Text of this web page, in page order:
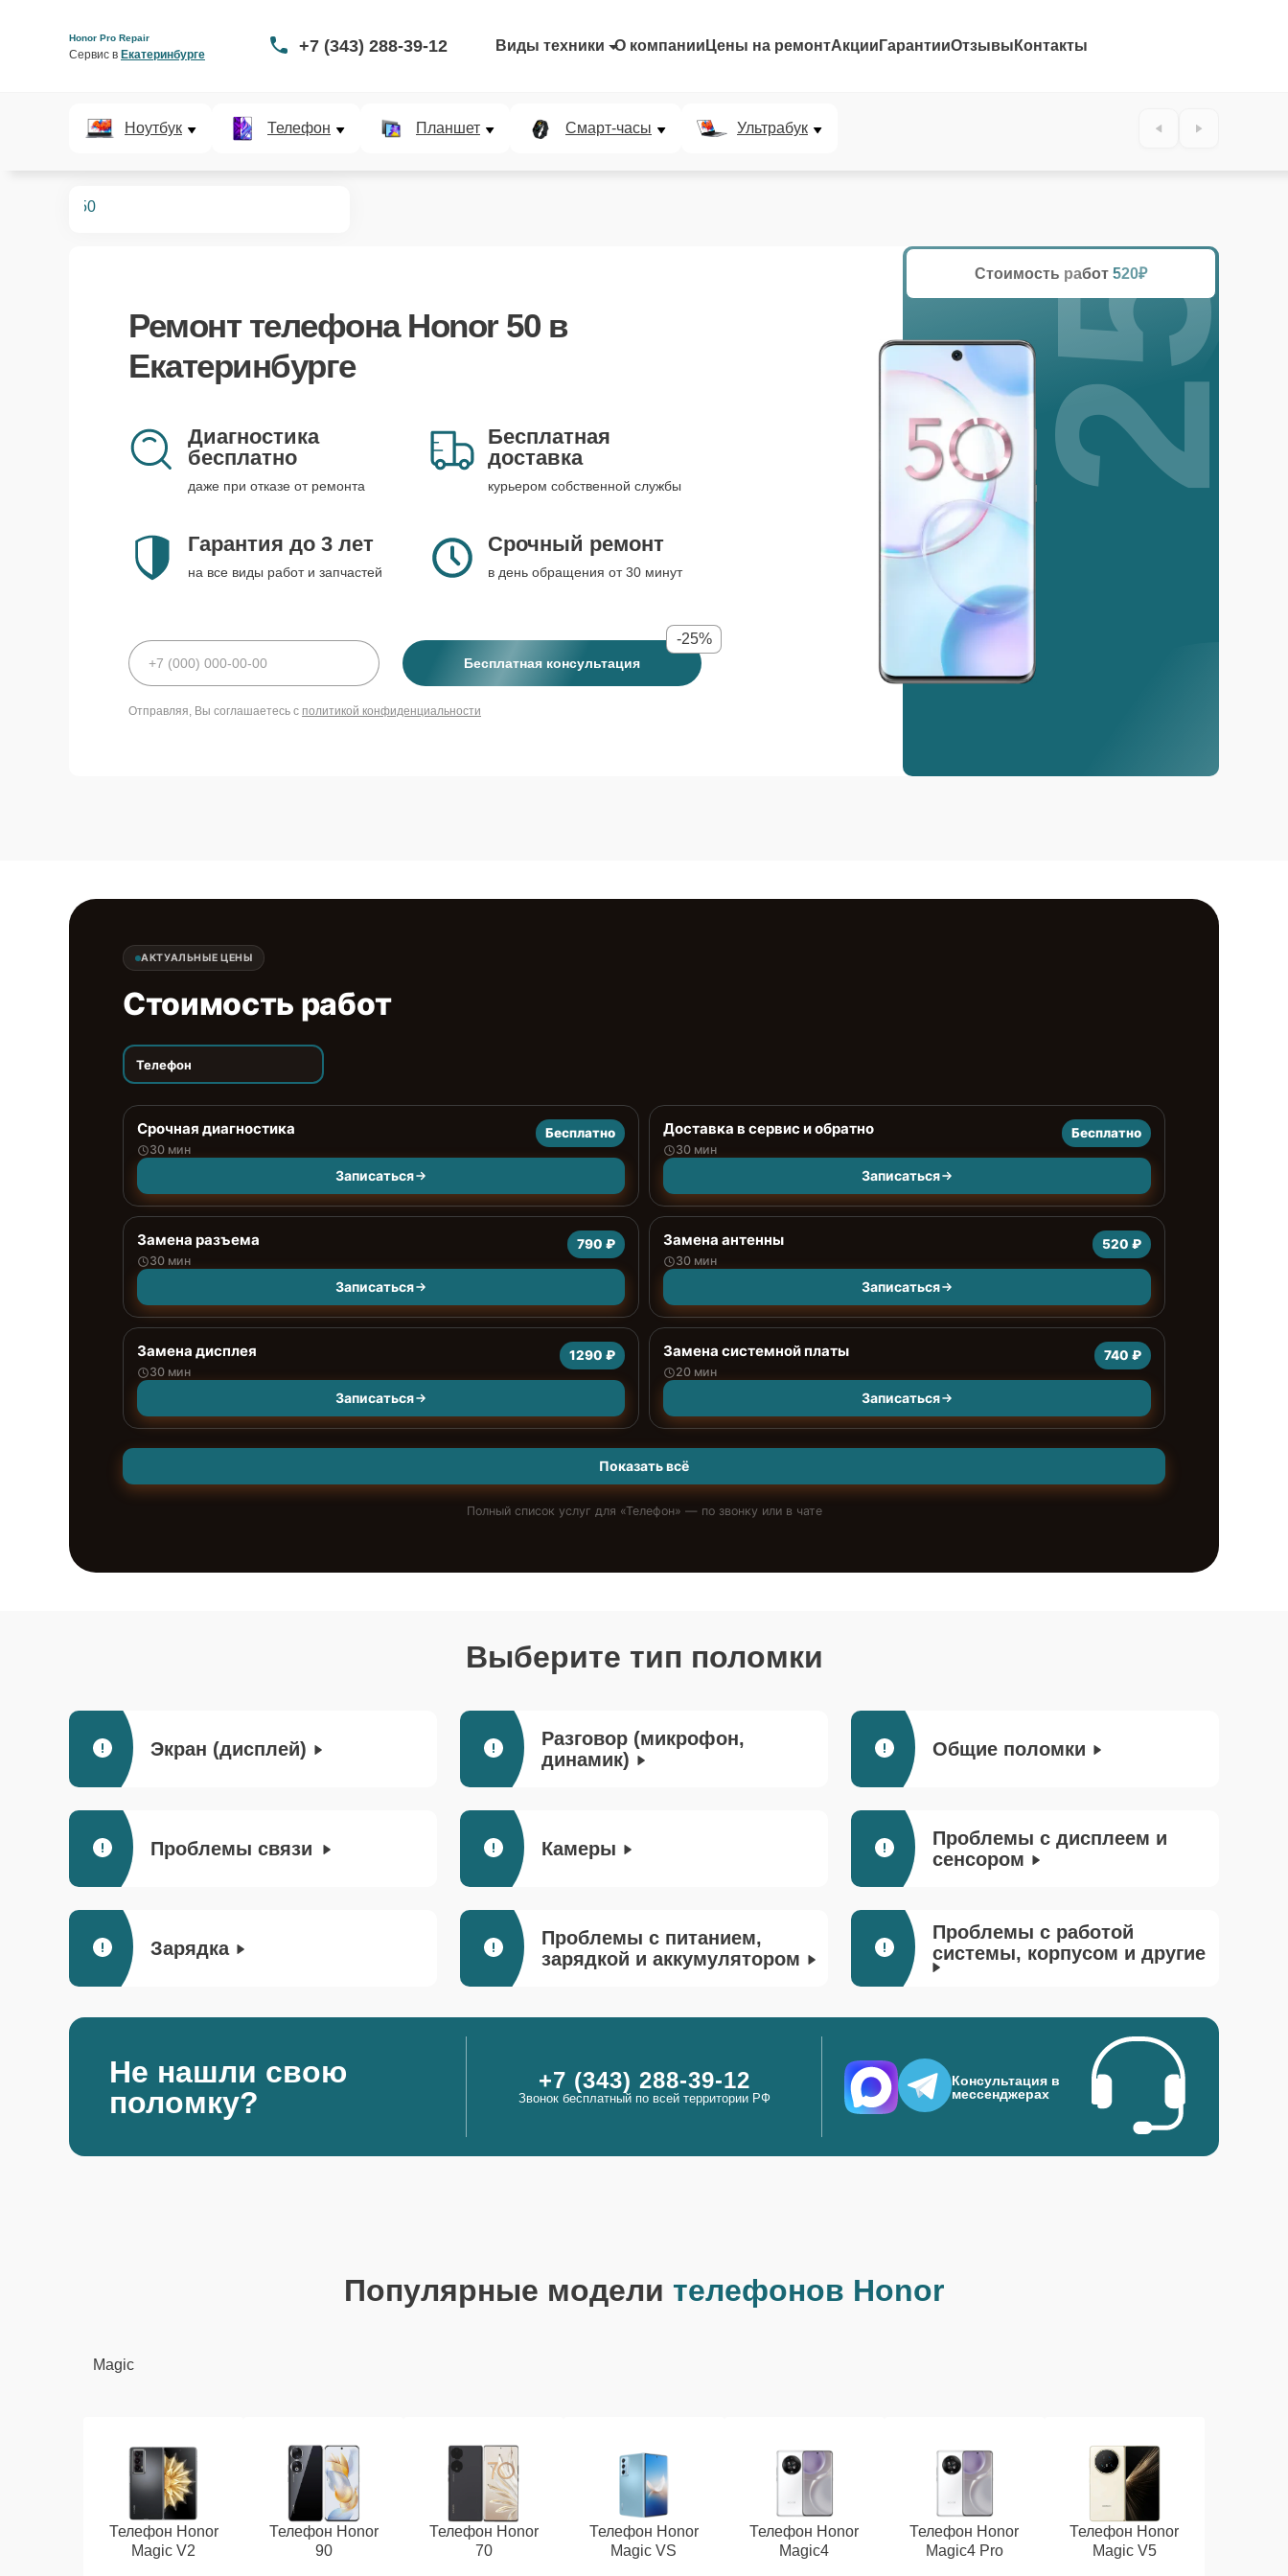
Honor Pro Repair
Сервис в Екатеринбурге +7 (343) 288-39-12 Виды техники О компании Цены на ремонтАкции ГарантииОтзывы Контакты
Ноутбук Телефон Планшет Смарт-часы Ультрабук
50
Ремонт телефона Honor 50в
Екатеринбурге
Диагностика
бесплатно
даже при отказе от ремонта
Бесплатная
доставка
курьером собственной службы
Гарантия до 3 лет
на все виды работ и запчастей
Срочный ремонт
в день обращения от 30 минут
Бесплатная консультация
-25%
Отправляя, Вы соглашаетесь с политикой конфиденциальности
Стоимость работ 520₽
25%
АКТУАЛЬНЫЕ ЦЕНЫ
Стоимость работ
Телефон
Срочная диагностика
30 мин
Бесплатно
Записаться
Доставка в сервис и обратно
30 мин
Бесплатно
Записаться
Замена разъема
30 мин
790 ₽
Записаться
Замена антенны
30 мин
520 ₽
Записаться
Замена дисплея
30 мин
1290 ₽
Записаться
Замена системной платы
20 мин
740 ₽
Записаться
Показать всё
Полный список услуг для «Телефон» — по звонку или в чате
Выберите тип поломки
Экран (дисплей)
Разговор (микрофон,
динамик)
Общие поломки
Проблемы связи Камеры
Проблемы с дисплеем и
сенсором
Зарядка
Проблемы с питанием,
зарядкой и аккумулятором
Проблемы с работой
системы, корпусом и другие
Не нашли свою
поломку?
+7 (343) 288-39-12
Звонок бесплатный по всей территории РФ
Консультация в
мессенджерах
Популярные модели телефонов Honor
Magic
Телефон Honor
Magic V2
Телефон Honor
90
Телефон Honor
70
Телефон Honor
Magic VS
Телефон Honor
Magic4
Телефон Honor
Magic4 Pro
Телефон Honor
Magic V5